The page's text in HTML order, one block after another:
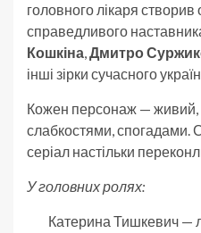
головного лікаря
справедливого
Кошкіна,Дмитро
інші зірки сучасного
Кожен персонаж — живий,
слабкостями, спогадами.
серіал настільки
У головних ролях:
Катерина Тишкевич —